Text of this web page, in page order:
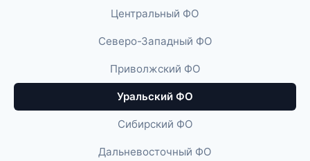
Центральный ФО
Северо-Западный ФО
Приволжский ФО
Уральский ФО
Сибирский ФО
Дальневосточный ФО